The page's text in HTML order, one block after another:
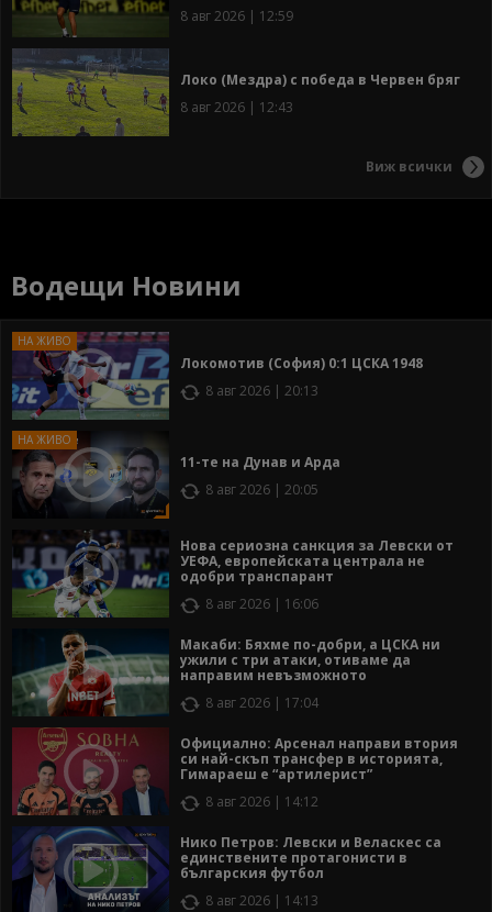
8 авг 2026 | 12:59
Локо (Мездра) с победа в Червен бряг
8 авг 2026 | 12:43
Виж всички
Водещи Новини
Локомотив (София) 0:1 ЦСКА 1948
8 авг 2026 | 20:13
11-те на Дунав и Арда
8 авг 2026 | 20:05
Нова сериозна санкция за Левски от
УЕФА, европейската централа не
одобри транспарант
8 авг 2026 | 16:06
Макаби: Бяхме по-добри, а ЦСКА ни
ужили с три атаки, отиваме да
направим невъзможното
8 авг 2026 | 17:04
Официално: Арсенал направи втория
си най-скъп трансфер в историята,
Гимараеш е “артилерист”
8 авг 2026 | 14:12
Нико Петров: Левски и Веласкес са
единствените протагонисти в
българския футбол
8 авг 2026 | 14:13